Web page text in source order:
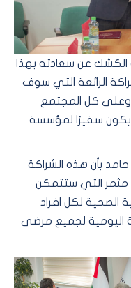
الكشك عن سعادته بهذا
الرائعة التي سوف
وعلى كل المجتمع
سفيرًا لمؤسسة
بأن هذه الشراكة
التي ستتمكن
الصحية لكل افراد
اليومية لجميع مرضى